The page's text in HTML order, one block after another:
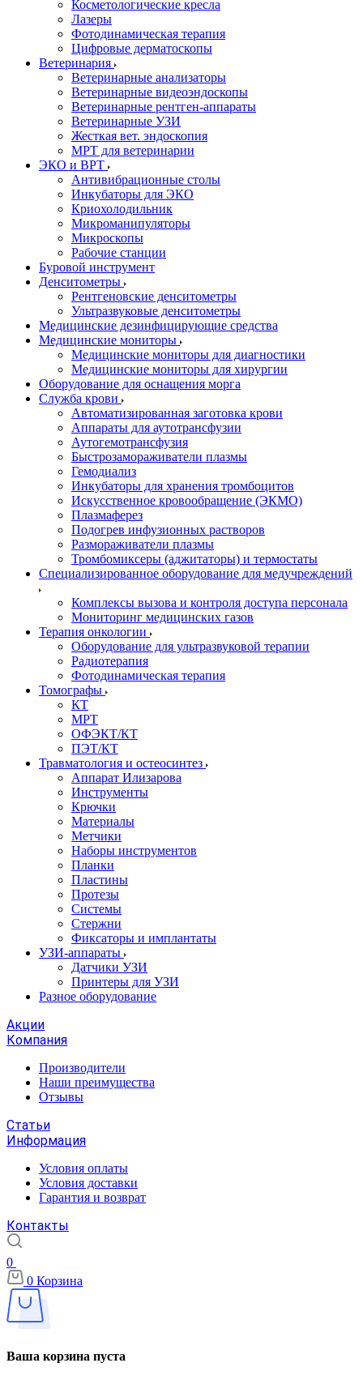
Косметологические кресла
Лазеры
Фотодинамическая терапия
Цифровые дерматоскопы
Ветеринария
Ветеринарные анализаторы
Ветеринарные видеоэндоскопы
Ветеринарные рентген-аппараты
Ветеринарные УЗИ
Жесткая вет. эндоскопия
МРТ для ветеринарии
ЭКО и ВРТ
Антивибрационные столы
Инкубаторы для ЭКО
Криохолодильник
Микроманипуляторы
Микроскопы
Рабочие станции
Буровой инструмент
Денситометры
Рентгеновские денситометры
Ультразвуковые денситометры
Медицинские дезинфицирующие средства
Медицинские мониторы
Медицинские мониторы для диагностики
Медицинские мониторы для хирургии
Оборудование для оснащения морга
Служба крови
Автоматизированная заготовка крови
Аппараты для аутотрансфузии
Аутогемотрансфузия
Быстрозамораживатели плазмы
Гемодиализ
Инкубаторы для хранения тромбоцитов
Искусственное кровообращение (ЭКМО)
Плазмаферез
Подогрев инфузионных растворов
Размораживатели плазмы
Тромбомиксеры (аджитаторы) и термостаты
Специализированное оборудование для медучреждений
Комплексы вызова и контроля доступа персонала
Мониторинг медицинских газов
Терапия онкологии
Оборудование для ультразвуковой терапии
Радиотерапия
Фотодинамическая терапия
Томографы
КТ
МРТ
ОФЭКТ/КТ
ПЭТ/КТ
Травматология и остеосинтез
Аппарат Илизарова
Инструменты
Крючки
Материалы
Метчики
Наборы инструментов
Планки
Пластины
Протезы
Системы
Стержни
Фиксаторы и имплантаты
УЗИ-аппараты
Датчики УЗИ
Принтеры для УЗИ
Разное оборудование
Акции
Компания
Производители
Наши преимущества
Отзывы
Статьи
Информация
Условия оплаты
Условия доставки
Гарантия и возврат
Контакты
0
0 Корзина
Ваша корзина пуста